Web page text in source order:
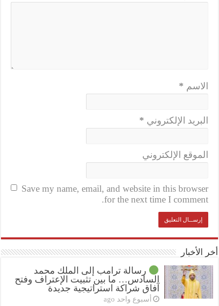
الاسم *
البريد الإلكتروني *
الموقع الإلكتروني
Save my name, email, and website in this browser
for the next time I comment.
أخر الأخبار
رسالة ترامب إلى الملك محمد
السادس… ما بين تثبيت الإعتراف وفتح
آفاق شراكة استراتيجية جديدة
أسبوع واحد ago